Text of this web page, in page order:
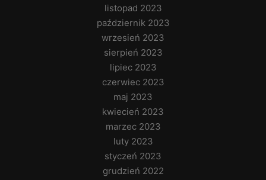
listopad 2023
październik 2023
wrzesień 2023
sierpień 2023
lipiec 2023
czerwiec 2023
maj 2023
kwiecień 2023
marzec 2023
luty 2023
styczeń 2023
grudzień 2022